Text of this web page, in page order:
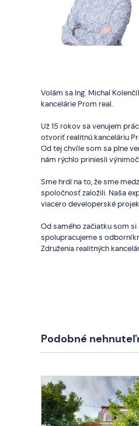
Volám sa Ing. Michal
kancelárie Prom real.
Už 15 rokov sa venujem
otvoriť realitnú kanceláriu
Od tej chvíle som sa plne
nám rýchlo priniesli
Sme hrdí na to, že sme
spoločnosť založili. Naša
viacero developerské
Od samého začiatku som
spolupracujeme s
Združenia realitných
Podobné